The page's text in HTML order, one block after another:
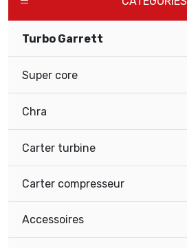
Turbo Garrett
Super core
Chra
Carter turbine
Carter compresseur
Accessoires